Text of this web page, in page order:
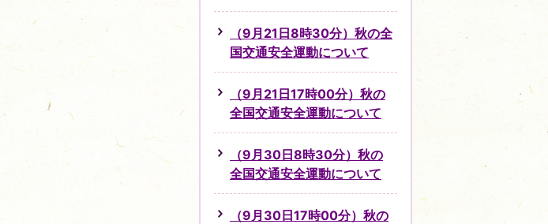
（9月21日8時30分）秋の全
国交通安全運動について
（9月21日17時00分）秋の
全国交通安全運動について
（9月30日8時30分）秋の
全国交通安全運動について
（9月30日17時00分）秋の